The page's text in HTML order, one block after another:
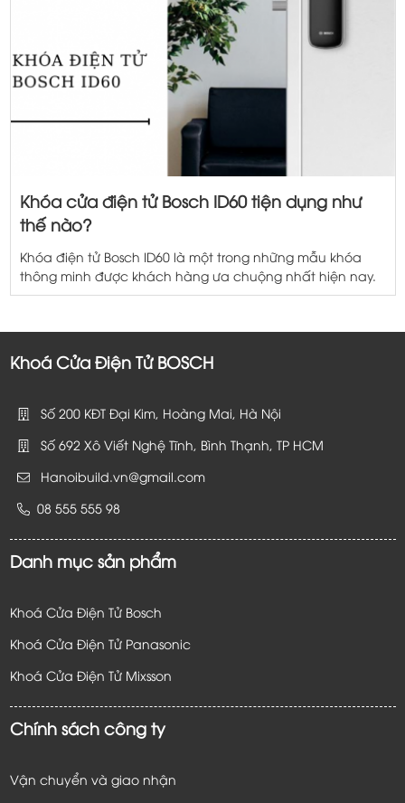
Khóa cửa điện tử Bosch ID60 tiện dụng như
thế nào?
Khóa điện tử Bosch ID60 là một trong những mẫu khóa
thông minh được khách hàng ưa chuộng nhất hiện nay.
Bởi mã ID60 thuộc dòng khóa bán tự động với thiết kế
màu sắc bắt mắt mang lại vẻ đẹp sang trọng cho […]
Khoá Cửa Điện Tử BOSCH
Số 200 KĐT Đại Kim, Hoàng Mai, Hà Nội
Số 692 Xô Viết Nghệ Tĩnh, Bình Thạnh, TP HCM
Hanoibuild.vn@gmail.com
08 555 555 98
Danh mục sản phẩm
Khoá Cửa Điện Tử Bosch
Khoá Cửa Điện Tử Panasonic
Khoá Cửa Điện Tử Mixsson
Chính sách công ty
Vận chuyển và giao nhận